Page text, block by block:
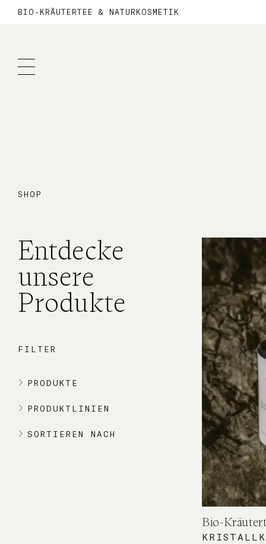
BIO-KRÄUTERTEE & NATURKOSMETIK
SHOP
Entdecke
unsere
Produkte
FILTER
PRODUKTE
PRODUKTLINIEN
SORTIEREN NACH
Bio-